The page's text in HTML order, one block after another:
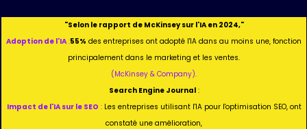
"Selon le rapport de McKinsey sur l'IA en 2024,"
Adoption de l'IA :55% des entreprises ont adopté l'IA dans au moins une, fonction
principalement dans le marketing et les ventes.
(McKinsey & Company).
Search Engine Journal:
Impact de l'IA sur le SEO : Les entreprises utilisant l'IA pour l'optimisation SEO, ont
constaté une amélioration,